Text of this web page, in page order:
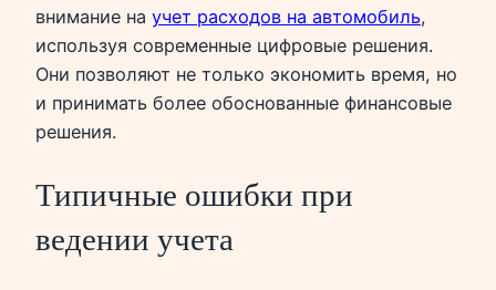
внимание на учет расходов на автомобиль,
используя современные цифровые решения.
Они позволяют не только экономить время, но
и принимать более обоснованные финансовые
решения.
Типичные ошибки при
ведении учета